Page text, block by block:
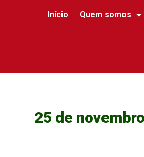
Início Quem somos
25 de